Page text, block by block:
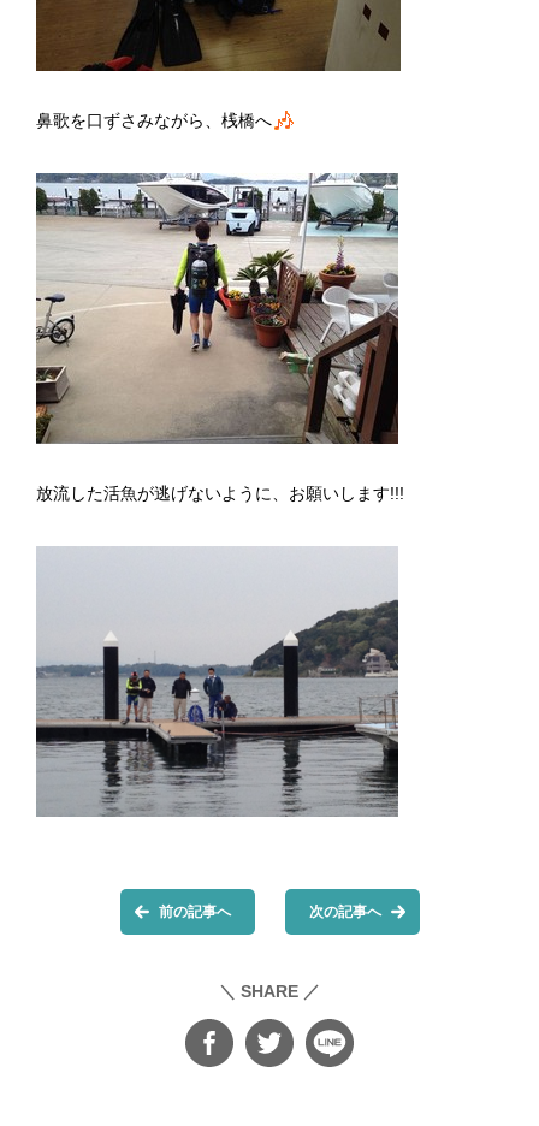
鼻歌を口ずさみながら、桟橋へ
放流した活魚が逃げないように、お願いします!!!
前の記事へ 次の記事へ
＼ SHARE ／